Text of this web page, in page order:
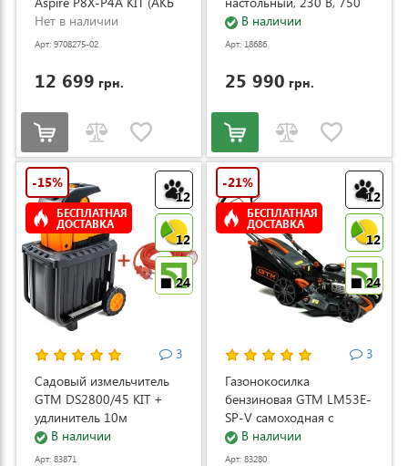
и ЗУ) (9708275-02)
Нет в наличии
Арт: 9708275-02
12 699 грн.
Вт (ZJ4120/1)
В наличии
Арт: 18686
25 990 грн.
12
12
24
-15%
БЕСПЛАТНАЯ
ДОСТАВКА
3
Садовый измельчитель
GTM DS2800/45 KIT +
удлинитель 10м
(DS2800/45_KIT+ext.cord)
В наличии
Арт: 83871
12
12
24
-21%
БЕСПЛАТНАЯ
ДОСТАВКА
3
Газонокосилка
бензиновая GTM LM53E-
SP-V самоходная с
электростартером и
регулировкой скорости
В наличии
Арт: 83280